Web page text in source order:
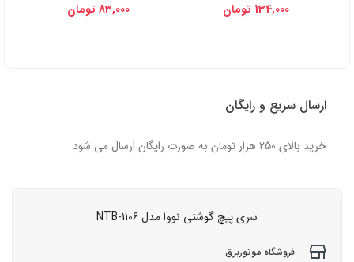
134,000 تومان
83,000 تومان
ارسال سریع و رایگان
خرید بالای 250 هزار تومان به صورت رایگان ارسال می شود
سری پیچ گوشتی نووا مدل NTB-1106
فروشگاه موتوربرق